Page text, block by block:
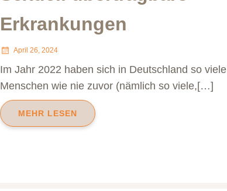
Erkrankungen
April 26, 2024
Im Jahr 2022 haben sich in Deutschland so viele
Menschen wie nie zuvor (nämlich so viele,[…]
MEHR LESEN